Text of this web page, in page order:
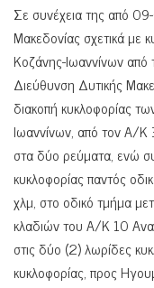
Σε συνέχεια της από
Μακεδονίας σχετικά με
Κοζάνης-Ιωαννίνων από
Διεύθυνση Δυτικής
διακοπή κυκλοφορίας
Ιωαννίνων, από τον Α/Κ
στα δύο ρεύματα, ενώ
κυκλοφορίας παντός
χλμ, στο οδικό τμήμα
κλαδιών του Α/Κ 10
στις δύο (2) λωρίδες
κυκλοφορίας, προς